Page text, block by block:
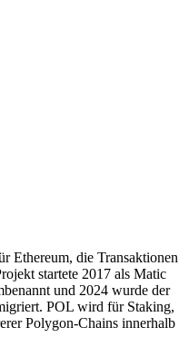
Ethereum, die Transaktionen
startete 2017 als Matic
und 2024 wurde der
POL wird für Staking,
Polygon-Chains innerhalb